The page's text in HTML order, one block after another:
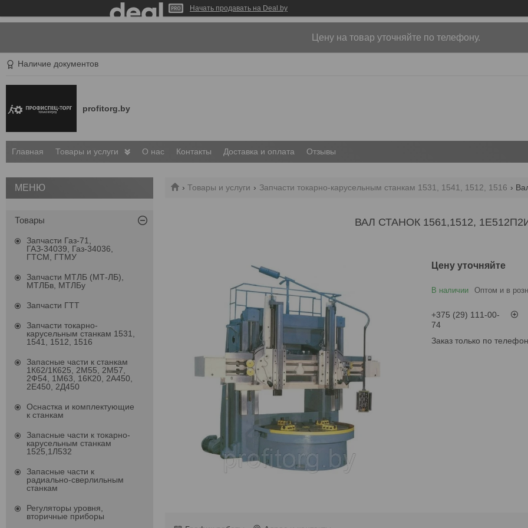
Начать продавать на Deal.by
Цену на товар уточняйте по телефону.
Наличие документов
profitorg.by
Главная Товары и услуги О нас Контакты Доставка и оплата Отзывы
Товары и услуги Запчасти токарно-карусельным станкам 1531, 1541, 1512, 1516
ВАЛ СТАНОК 1561,1512,
Цену уточняйте
В наличии Оптом и в
+375 (29) 111-00-
74
Заказ только по
Товары
Запчасти Газ-71,
ГАЗ-34039, Газ-34036,
ГТСМ, ГТМУ
Запчасти МТЛБ (МТ-ЛБ),
МТЛБв, МТЛБу
Запчасти ГТТ
Запчасти токарно-
карусельным станкам 1531,
1541, 1512, 1516
Запасные части к станкам
1К62/1К625, 2М55, 2М57,
2Ф54, 1М63, 16К20, 2А450,
2Е450, 2Д450
Оснастка и комплектующие
к станкам
Запасные части к токарно-
карусельным станкам
1525,1Л532
Запасные части к
радиально-сверлильным
станкам
Регуляторы уровня,
вторичные приборы